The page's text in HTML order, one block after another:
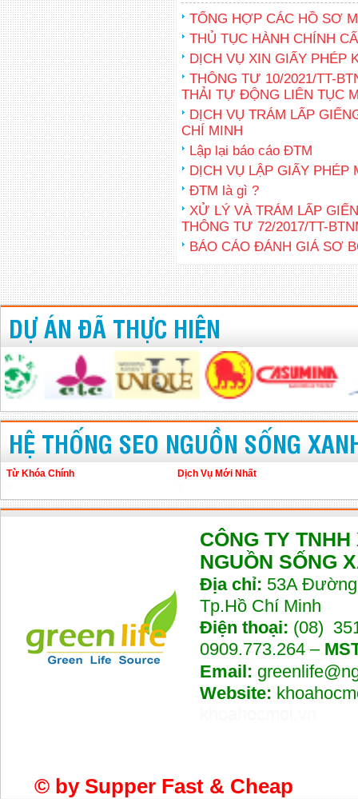
TỔNG HỢP CÁC HỒ SƠ
THỦ TỤC HÀNH CHÍNH
DỊCH VỤ XIN GIẤY PHÉP
THÔNG TƯ 10/2021/TT-
THẢI TỰ ĐỘNG LIÊN TỤC
DỊCH VỤ TRÁM LẤP
CHÍ MINH
Lập lại báo cáo ĐTM
DỊCH VỤ LẬP GIẤY PHÉP
ĐTM là gì ?
XỬ LÝ VÀ TRÁM LẤP
THÔNG TƯ 72/2017/TT-
BÁO CÁO ĐÁNH GIÁ SƠ
DỰ ÁN ĐÃ THỰC HIỆN
HỆ THỐNG SEO NGUỒN SỐNG
Từ Khóa Chính
Dịch Vụ Mới Nhất
CÔNG TY
NGUỒN SỐNG
Địa chỉ: 53A
Tp.Hồ Chí Minh
Điện thoại: (08)
0909.773.264 –
Email:
Website:
© by Supper Fast & Cheap